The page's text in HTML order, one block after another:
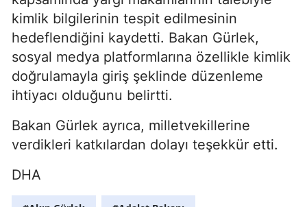
kimlik bilgilerinin tespit edilmesinin
hedeflendiğini kaydetti. Bakan Gürlek,
sosyal medya platformlarına özellikle kimlik
doğrulamayla giriş şeklinde düzenleme
ihtiyacı olduğunu belirtti.
Bakan Gürlek ayrıca, milletvekillerine
verdikleri katkılardan dolayı teşekkür etti.
DHA